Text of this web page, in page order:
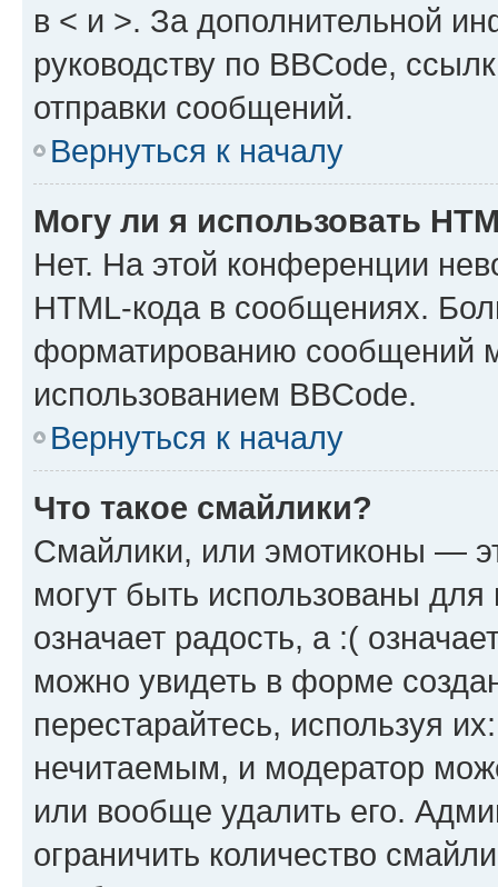
в < и >. За дополнительной
руководству по BBCode,
отправки сообщений.
Вернуться к началу
Могу ли я использовать
Нет. На этой конференции
HTML-кода в сообщениях.
форматированию сообщений
использованием BBCode.
Вернуться к началу
Что такое смайлики?
Смайлики, или эмотиконы —
могут быть использованы
означает радость, а :(
можно увидеть в форме
перестарайтесь, используя
нечитаемым, и модератор
или вообще удалить его.
ограничить количество